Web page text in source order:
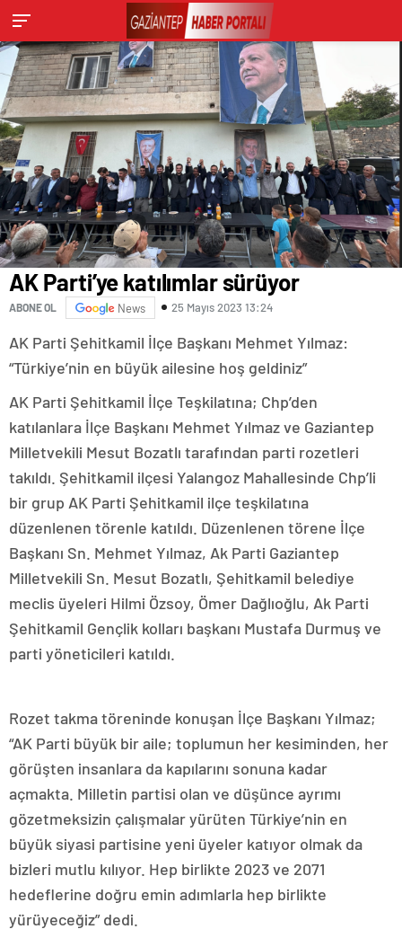
AK Parti’ye katılımlar sürüyor
ABONE OL News 25 Mayıs 2023 13:24
AK Parti Şehitkamil İlçe Başkanı Mehmet Yılmaz:
“Türkiye’nin en büyük ailesine hoş geldiniz”
AK Parti Şehitkamil İlçe Teşkilatına; Chp’den
katılanlara İlçe Başkanı Mehmet Yılmaz ve Gaziantep
Milletvekili Mesut Bozatlı tarafından parti rozetleri
takıldı. Şehitkamil ilçesi Yalangoz Mahallesinde Chp’li
bir grup AK Parti Şehitkamil ilçe teşkilatına
düzenlenen törenle katıldı. Düzenlenen törene İlçe
Başkanı Sn. Mehmet Yılmaz, Ak Parti Gaziantep
Milletvekili Sn. Mesut Bozatlı, Şehitkamil belediye
meclis üyeleri Hilmi Özsoy, Ömer Dağlıoğlu, Ak Parti
Şehitkamil Gençlik kolları başkanı Mustafa Durmuş ve
parti yöneticileri katıldı.
Rozet takma töreninde konuşan İlçe Başkanı Yılmaz;
“AK Parti büyük bir aile; toplumun her kesiminden, her
görüşten insanlara da kapılarını sonuna kadar
açmakta. Milletin partisi olan ve düşünce ayrımı
gözetmeksizin çalışmalar yürüten Türkiye’nin en
büyük siyasi partisine yeni üyeler katıyor olmak da
bizleri mutlu kılıyor. Hep birlikte 2023 ve 2071
hedeflerine doğru emin adımlarla hep birlikte
yürüyeceğiz” dedi.